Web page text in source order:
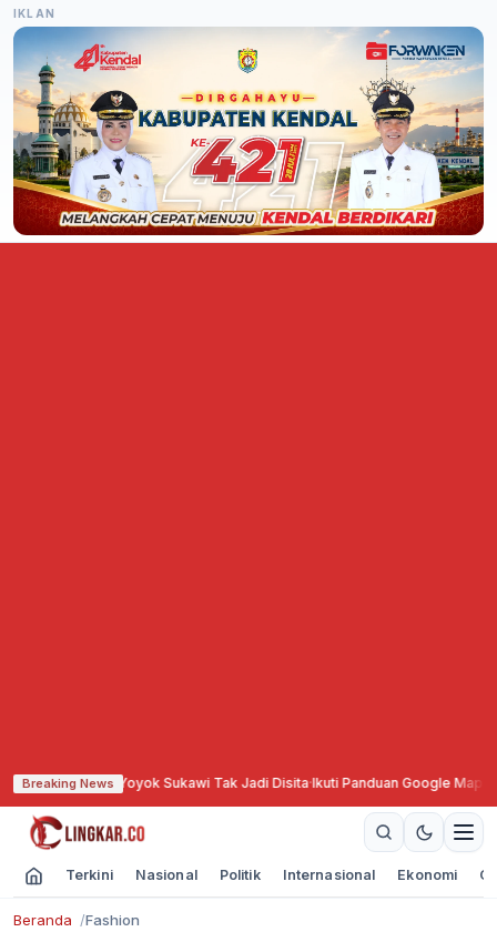
IKLAN
Breaking News
Aset Yoyok Sukawi Tak Jadi Disita· Ikuti Panduan Google Map, Sopir Truk
Terkini Nasional Politik Internasional Ekonomi
Beranda Fashion